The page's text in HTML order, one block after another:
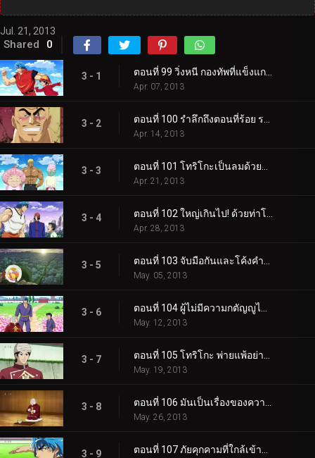
Jul. 21, 2013
Shared 0
3 - 1
Apr. 07, 2013
3 - 2
Apr. 14, 2013
3 - 3
Apr. 21, 2013
3 - 4
Apr. 28, 2013
3 - 5
May. 05, 2013
3 - 6
May. 12, 2013
3 - 7
May. 19, 2013
3 - 8
May. 26, 2013
3 - 9